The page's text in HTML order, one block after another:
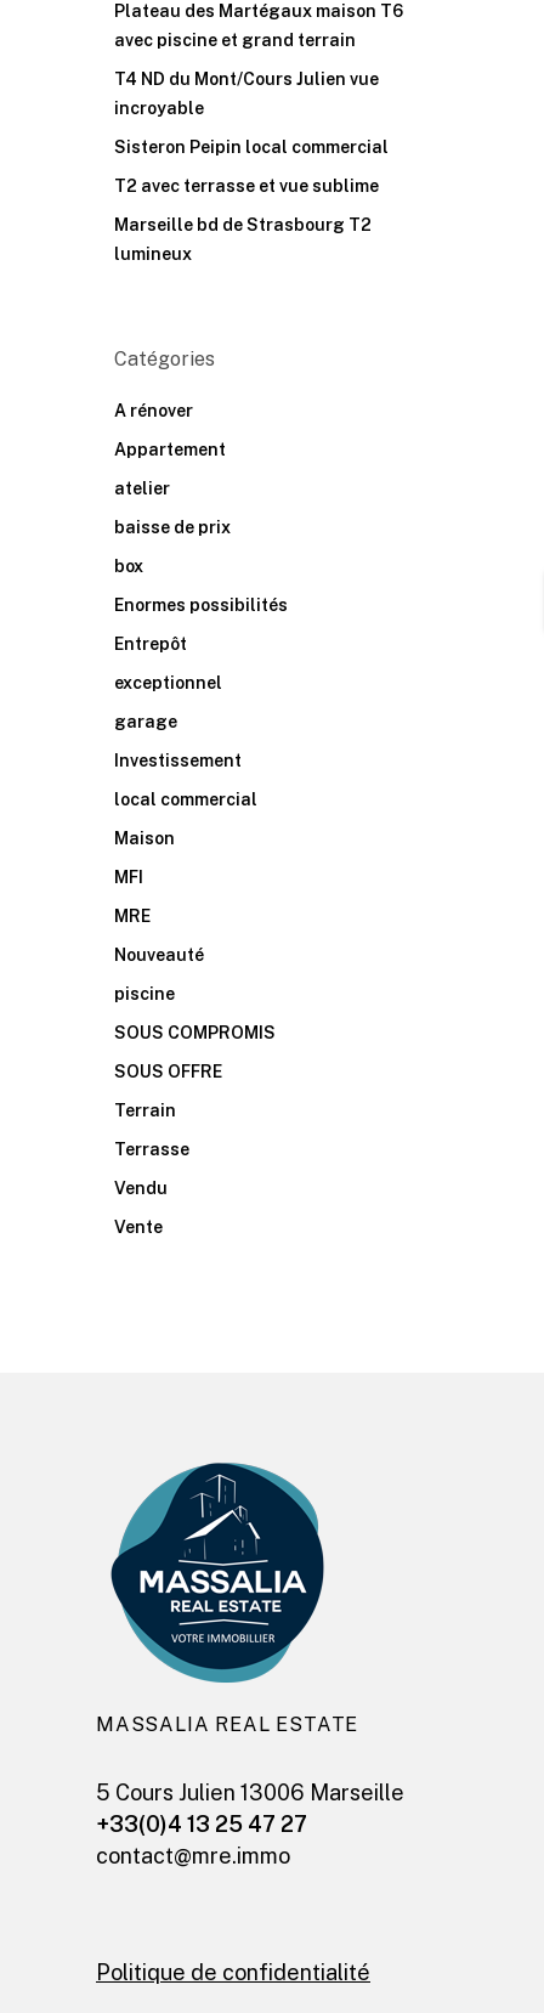
Plateau des Martégaux maison T6
avec piscine et grand terrain
T4 ND du Mont/Cours Julien vue
incroyable
Sisteron Peipin local commercial
T2 avec terrasse et vue sublime
Marseille bd de Strasbourg T2
lumineux
Catégories
A rénover
Appartement
atelier
baisse de prix
box
Enormes possibilités
Entrepôt
exceptionnel
garage
Investissement
local commercial
Maison
MFI
MRE
Nouveauté
piscine
SOUS COMPROMIS
SOUS OFFRE
Terrain
Terrasse
Vendu
Vente
MASSALIA REAL ESTATE
5 Cours Julien 13006 Marseille
+33(0)4 13 25 47 27
contact@mre.immo
Politique de confidentialité